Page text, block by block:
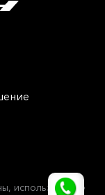
использование